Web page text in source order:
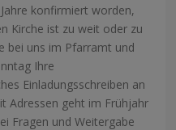
konfirmiert worden,
Kirche ist zu weit oder zu
bei uns im Pfarramt und
Ihre
Einladungsschreiben an
Adressen geht im Frühjahr
Fragen und Weitergabe